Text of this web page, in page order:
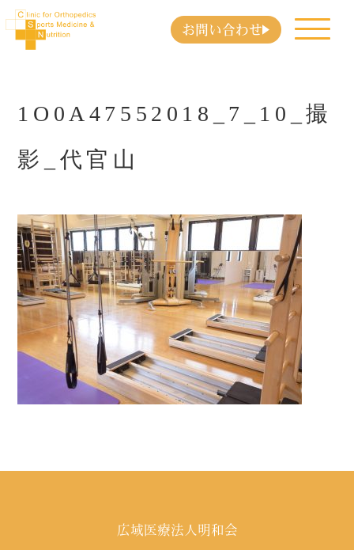
お問い合わせ
1O0A47552018_7_10_撮
影_代官山
広域医療法人明和会